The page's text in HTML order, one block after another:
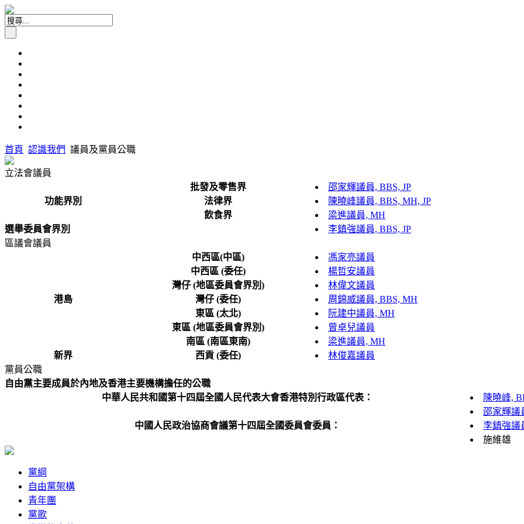
首頁 認識我們 議員及黨員公職
立法會議員
功能界別
批發及零售界
邵家輝議員, BBS, JP
法律界
陳曉峰議員, BBS, MH, JP
飲食界
梁進議員, MH
選舉委員會界別
李鎮強議員, BBS, JP
區議會議員
港島
中西區(中區)
馮家亮議員
中西區 (委任)
楊哲安議員
灣仔 (地區委員會界別)
林偉文議員
灣仔 (委任)
周錦威議員, BBS, MH
東區 (太北)
阮建中議員, MH
東區 (地區委員會界別)
曾卓兒議員
南區 (南區東南)
梁進議員, MH
新界
西貢 (委任)
林俊嘉議員
黨員公職
自由黨主要成員於內地及香港主要機構擔任的公職
中華人民共和國第十四屆全國人民代表大會香港特別行政區代表：
陳曉峰,
中國人民政治協商會議第十四屆全國委員會委員：
邵家輝議
李鎮強議
施維雄
黨綱
自由黨架構
青年團
黨歌